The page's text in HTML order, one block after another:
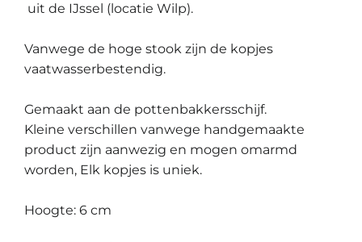
uit de IJssel (locatie Wilp).
Vanwege de hoge stook zijn de kopjes
vaatwasserbestendig.
Gemaakt aan de pottenbakkersschijf.
Kleine verschillen vanwege handgemaakte
product zijn aanwezig en mogen omarmd
worden, Elk kopjes is uniek.
Hoogte: 6 cm